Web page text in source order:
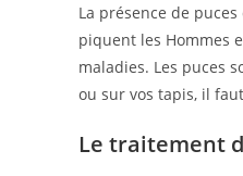
La présence de
piquent les Hommes
maladies. Les puces
ou sur vos tapis, il
Le traitement